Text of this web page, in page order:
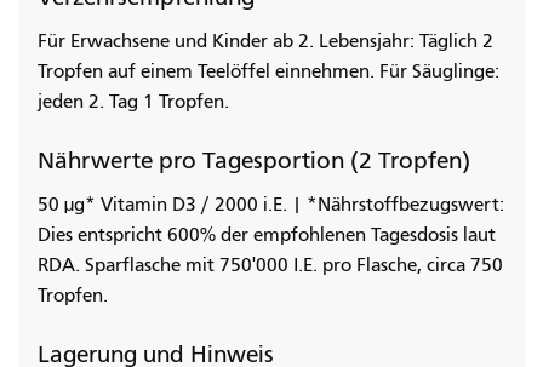
Für Erwachsene und Kinder ab 2. Lebensjahr: Täglich 2
Tropfen auf einem Teelöffel einnehmen. Für Säuglinge:
jeden 2. Tag 1 Tropfen.
Nährwerte pro Tagesportion (2 Tropfen)
50 µg* Vitamin D3 / 2000 i.E. | *Nährstoffbezugswert:
Dies entspricht 600% der empfohlenen Tagesdosis laut
RDA. Sparflasche mit 750'000 I.E. pro Flasche, circa 750
Tropfen.
Lagerung und Hinweis